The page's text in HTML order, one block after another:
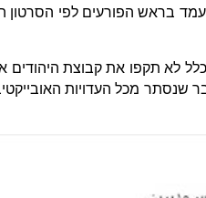
בראש הפורעים לפי הסרטון
לא תקפו את קבוצת היהודים
שנסתר מכל העדויות